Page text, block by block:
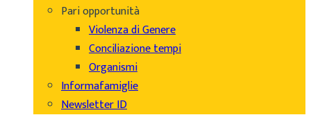
Pari opportunità
Violenza di Genere
Conciliazione tempi
Organismi
Informafamiglie
Newsletter ID